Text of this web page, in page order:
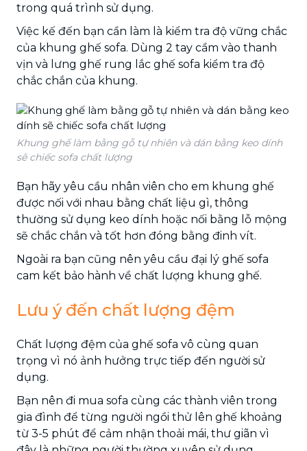
trong quá trình sử dụng.
Việc kế đến bạn cần làm là kiểm tra độ vững chắc
của khung ghế sofa. Dùng 2 tay cầm vào thanh
vịn và lưng ghế rung lắc ghế sofa kiểm tra độ
chắc chắn của khung.
Khung ghế làm bằng gỗ tự nhiên và dán bằng keo dính
sẽ chiếc sofa chất lượng
Bạn hãy yêu cầu nhân viên cho em khung ghế
được nối với nhau bằng chất liệu gì, thông
thường sử dụng keo dính hoặc nối bằng lỗ mộng
sẽ chắc chắn và tốt hơn đóng bằng đinh vít.
Ngoài ra bạn cũng nên yêu cầu đại lý ghế sofa
cam kết bảo hành về chất lượng khung ghế.
Lưu ý đến chất lượng đệm
Chất lượng đệm của ghế sofa vô cùng quan
trọng vì nó ảnh hưởng trực tiếp đến người sử
dụng.
Bạn nên đi mua sofa cùng các thành viên trong
gia đình để từng người ngồi thử lên ghế khoảng
từ 3-5 phút để cảm nhận thoải mái, thư giãn vì